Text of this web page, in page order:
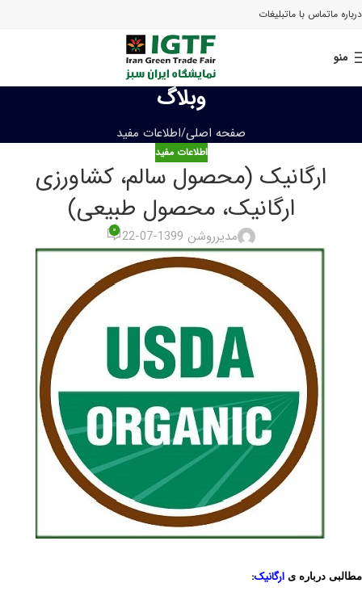
درباره ماتماس با ماتبلیغات
منو
وبلاگ
صفحه اصلی اطلاعات مفید
اطلاعات مفید
ارگانیک (محصول سالم، کشاورزی
ارگانیک، محصول طبیعی)
مدیرروشن 1399-07-22 ۰
مطالبی درباره ی ارگانیک: